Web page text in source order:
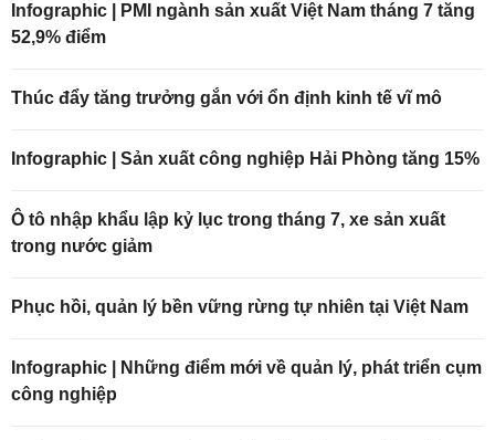
Infographic | PMI ngành sản xuất Việt Nam tháng 7 tăng
52,9% điểm
Thúc đẩy tăng trưởng gắn với ổn định kinh tế vĩ mô
Infographic | Sản xuất công nghiệp Hải Phòng tăng 15%
Ô tô nhập khẩu lập kỷ lục trong tháng 7, xe sản xuất
trong nước giảm
Phục hồi, quản lý bền vững rừng tự nhiên tại Việt Nam
Infographic | Những điểm mới về quản lý, phát triển cụm
công nghiệp